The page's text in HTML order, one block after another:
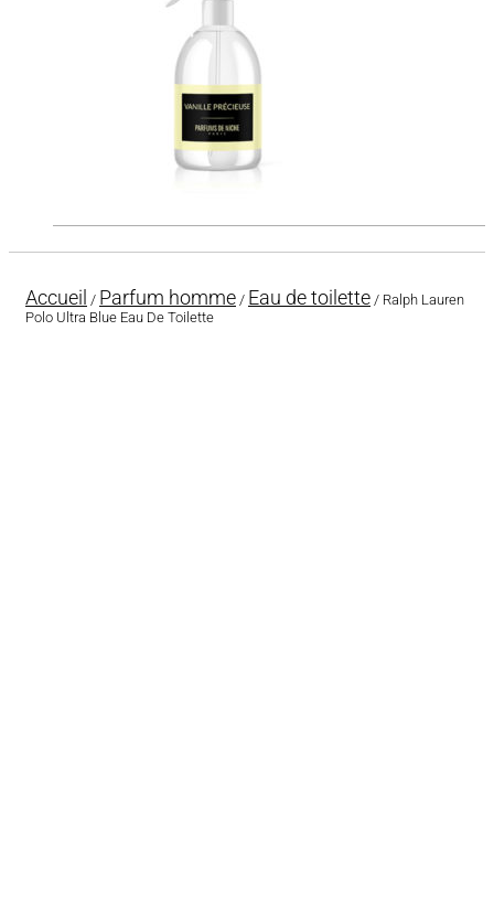
Accueil / Parfum homme / Eau de toilette / Ralph Lauren
Polo Ultra Blue Eau De Toilette